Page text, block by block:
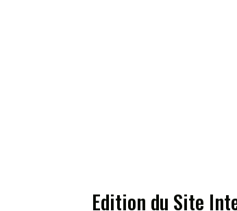
Edition du Site